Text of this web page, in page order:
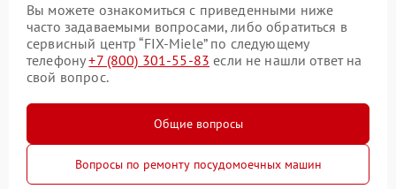
Вы можете ознакомиться с приведенными ниже
часто задаваемыми вопросами, либо обратиться в
сервисный центр “FIX-Miele” по следующему
телефону+7 (800) 301-55-83 если не нашли ответ на
свой вопрос.
Общие вопросы
Вопросы по ремонту посудомоечных машин